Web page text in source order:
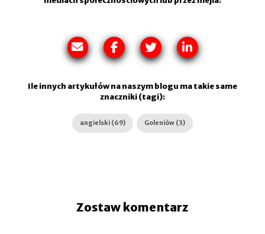
Ile innych artykułów na naszym blogu ma takie same
znaczniki (tagi):
angielski (69) Goleniów (3)
Zostaw komentarz